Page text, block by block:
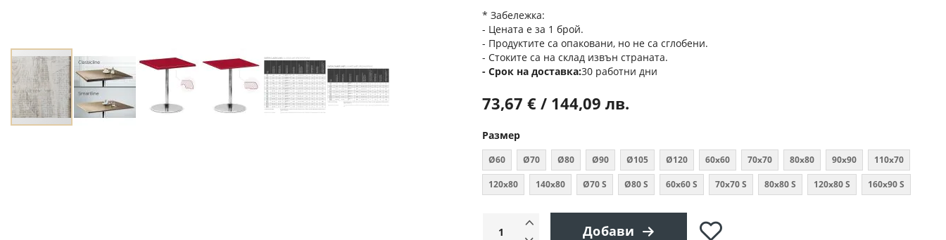
* Забележка:
- Цената е за 1 брой.
- Продуктите са опаковани, но не са сглобени.
- Стоките са на склад извън страната.
Срок на доставка 30 работни дни
73,67 € / 144,09 лв.
Размер
Ø60 Ø70 Ø80 Ø90 Ø105 Ø120 60x60 70x70 80х80 90х90 110х70
120х80 140х80 Ø70 S Ø80 S 60x60 S 70x70 S 80x80 S 120x80 S 160x90 S
Добави